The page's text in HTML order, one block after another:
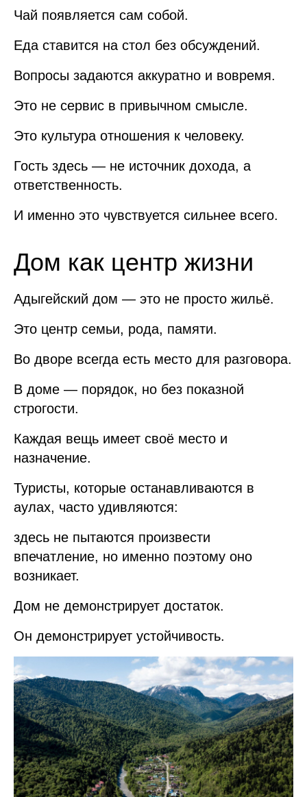
Чай появляется сам собой.
Еда ставится на стол без обсуждений.
Вопросы задаются аккуратно и вовремя.
Это не сервис в привычном смысле.
Это культура отношения к человеку.
Гость здесь — не источник дохода, а
ответственность.
И именно это чувствуется сильнее всего.
Дом как центр жизни
Адыгейский дом — это не просто жильё.
Это центр семьи, рода, памяти.
Во дворе всегда есть место для разговора.
В доме — порядок, но без показной
строгости.
Каждая вещь имеет своё место и
назначение.
Туристы, которые останавливаются в
аулах, часто удивляются:
здесь не пытаются произвести
впечатление, но именно поэтому оно
возникает.
Дом не демонстрирует достаток.
Он демонстрирует устойчивость.